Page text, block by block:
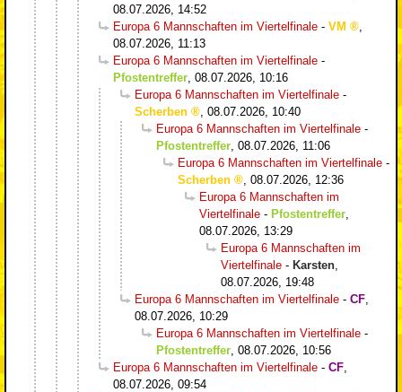
08.07.2026, 14:52
Europa 6 Mannschaften im Viertelfinale - VM
08.07.2026, 11:13
Europa 6 Mannschaften im Viertelfinale -
Pfostentreffer 08.07.2026, 10:16
Europa 6 Mannschaften im Viertelfinale -
Scherben
08.07.2026, 10:40
Europa 6 Mannschaften im Viertelfinale -
Pfostentreffer 08.07.2026, 11:06
Europa 6 Mannschaften im Viertelfinale -
Scherben
08.07.2026, 12:36
Europa 6 Mannschaften im
Viertelfinale - Pfostentreffer
08.07.2026, 13:29
Europa 6 Mannschaften im
Viertelfinale - Karsten
08.07.2026, 19:48
Europa 6 Mannschaften im Viertelfinale - CF
08.07.2026, 10:29
Europa 6 Mannschaften im Viertelfinale -
Pfostentreffer 08.07.2026, 10:56
Europa 6 Mannschaften im Viertelfinale - CF
08.07.2026, 09:54